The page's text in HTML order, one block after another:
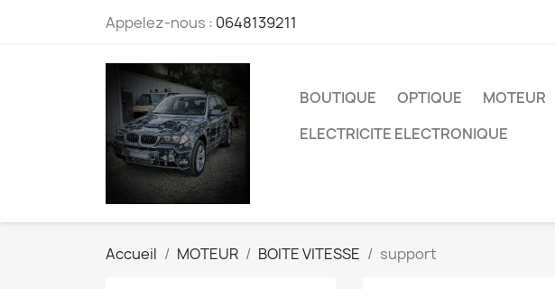
Appelez-nous : 0648139211
BOUTIQUE OPTIQUE MOTEUR
ELECTRICITE ELECTRONIQUE
Accueil MOTEUR BOITE VITESSE support